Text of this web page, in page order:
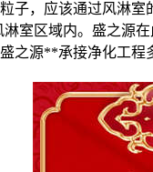
子，应该通过风淋
室区域内。盛之源
之源**承接净化工